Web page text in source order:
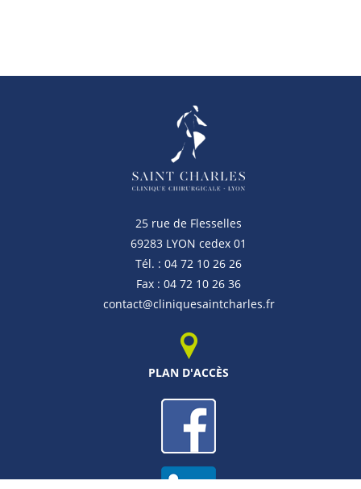
25 rue de Flesselles
69283 LYON cedex 01
Tél. : 04 72 10 26 26
Fax : 04 72 10 26 36
contact@cliniquesaintcharles.fr
PLAN D'ACCÈS